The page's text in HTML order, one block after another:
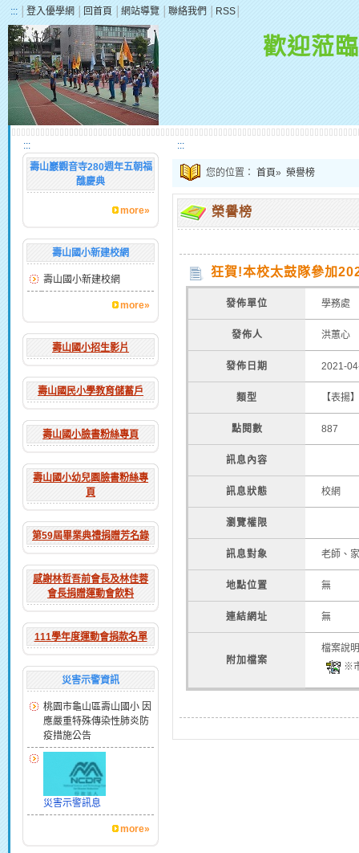
::: 登入優學網 回首頁 網站導覽 聯絡我們 RSS
歡迎蒞
:::
壽山巖觀音寺280週年五朝福
醮慶典
more»
壽山國小新建校網
壽山國小新建校網
more»
壽山國小招生影片
壽山國民小學教育儲蓄戶
壽山國小臉書粉絲專頁
壽山國小幼兒園臉書粉絲專
頁
第59屆畢業典禮捐贈芳名錄
感謝林哲吾前會長及林佳蓉
會長捐贈運動會飲料
111學年度運動會捐款名單
災害示警資訊
桃園市龜山區壽山國小 因
應嚴重特殊傳染性肺炎防
疫措施公告
災害示警訊息
more»
:::
您的位置： 首頁» 榮譽榜
榮譽榜
狂賀!本校太鼓隊參加
發佈單位 學務處
發佈人 洪蕙心
發佈日期 2021-
類型 【表揚】
點閱數 887
訊息內容
訊息狀態 校網
瀏覽權限
訊息對象 老師、
地點位置 無
連結網址 無
附加檔案
檔案說
※